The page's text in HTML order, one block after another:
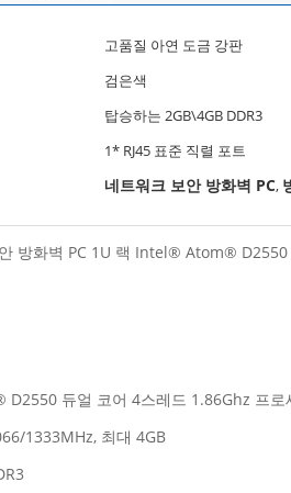
고품질 아연 도금 강판
검은색
탑승하는 2GB\4GB DDR3
1* RJ45 표준 직렬 포트
네트워크 보안 방화벽 PC,
방화벽 PC 1U 랙 Intel® Atom® D2550
듀얼 코어 4스레드 1.86Ghz 프로
1333MHz, 최대 4GB